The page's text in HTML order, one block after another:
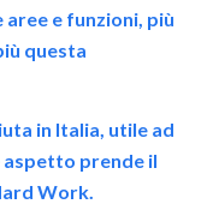
e funzioni, più
questa
in Italia, utile ad
prende il
Work.